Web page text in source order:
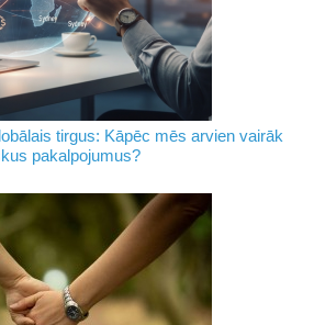
tirgus: Kāpēc mēs arvien vairāk
pakalpojumus?